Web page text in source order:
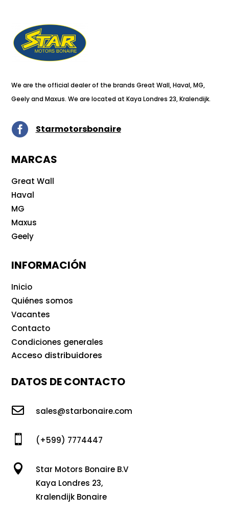
We are the official dealer of the brands Great Wall, Haval, MG,
Geely and Maxus. We are located at Kaya Londres 23, Kralendijk.
 Starmotorsbonaire
MARCAS
Great Wall
Haval
MG
Maxus
Geely
INFORMACIÓN
Inicio
Quiénes somos
Vacantes
Contacto
Condiciones generales
Acceso distribuidores
DATOS DE CONTACTO
 sales@starbonaire.com
 (+599) 7774447

Star Motors Bonaire B.V
Kaya Londres 23,
Kralendijk Bonaire